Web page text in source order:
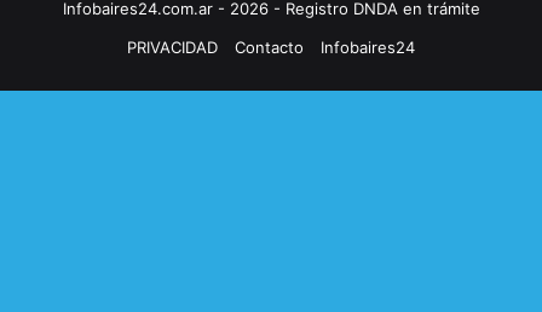
Infobaires24.com.ar - 2026 - Registro DNDA en trámite
PRIVACIDAD
Contacto Infobaires24